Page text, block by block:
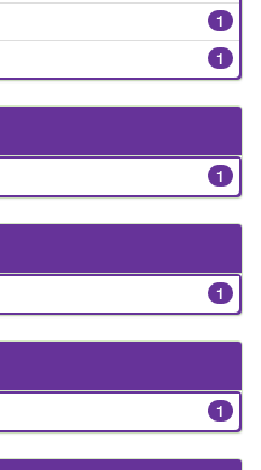
1
1
1
1
1